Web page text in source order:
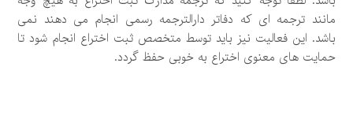
مانند ترجمه ای که دفاتر دارالترجمه رسمی انجام می دهند نمی
باشد. این فعالیت نیز باید توسط متخصص ثبت اختراع انجام شود تا
حمایت های معنوی اختراع به خوبی حفظ گردد.